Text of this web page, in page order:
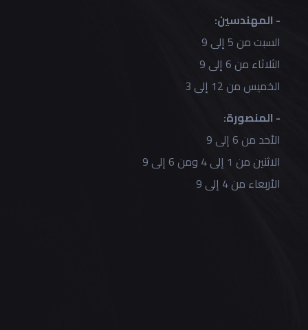
- المهندسين:
السبت من 5 إلى 9
الثلاثاء من 6 إلى 9
الخميس من 12 إلى 3
- المنصورة:
الأحد من 6 إلى 9
الاثنين من 1 إلى 4 ومن 6 إلى 9
الأربعاء من 4 إلى 9